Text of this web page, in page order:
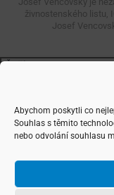
Abychom poskytli co
Souhlas s těmito
nebo odvolání souhlasu
živnostenského listu,
Josef